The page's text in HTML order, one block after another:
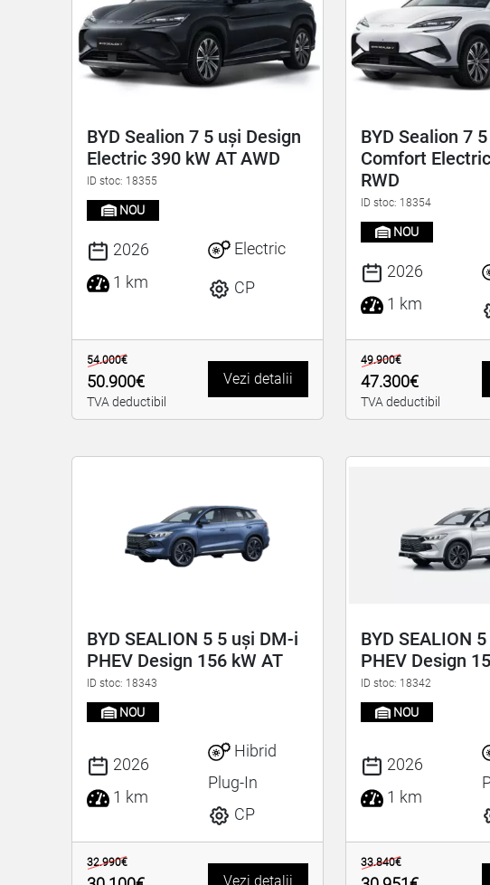
BYD Sealion 7 5 uși Design
Electric 390 kW AT AWD
ID stoc: 18355
NOU
2026
1 km
Electric
CP
54.000€
50.900€
TVA deductibil
Vezi detalii
BYD Sealion 7
Comfort
RWD
ID stoc: 18354
NOU
2026
1 km
49.900€
47.300€
TVA deductibil
BYD SEALION 5 5 uși DM-i
PHEV Design 156 kW AT
ID stoc: 18343
NOU
2026
1 km
Hibrid
Plug-In
CP
32.990€
Vezi detalii
BYD SEALION
PHEV Design
ID stoc: 18342
NOU
2026
1 km
33.840€